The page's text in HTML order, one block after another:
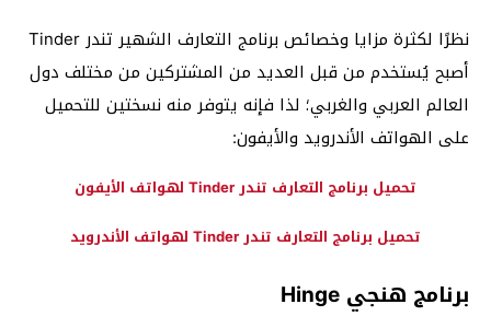
نظرًا لكثرة مزايا وخصائص برنامج التعارف الشهير تندر Tinder
أصبح يُستخدم من قبل العديد من المشتركين من مختلف دول
العالم العربي والغربي؛ لذا فإنه يتوفر منه نسختين للتحميل
على الهواتف الأندرويد والأيفون:
تحميل برنامج التعارف تندر Tinder لهواتف الأيفون
تحميل برنامج التعارف تندر Tinder لهواتف الأندرويد
برنامج هنجي Hinge